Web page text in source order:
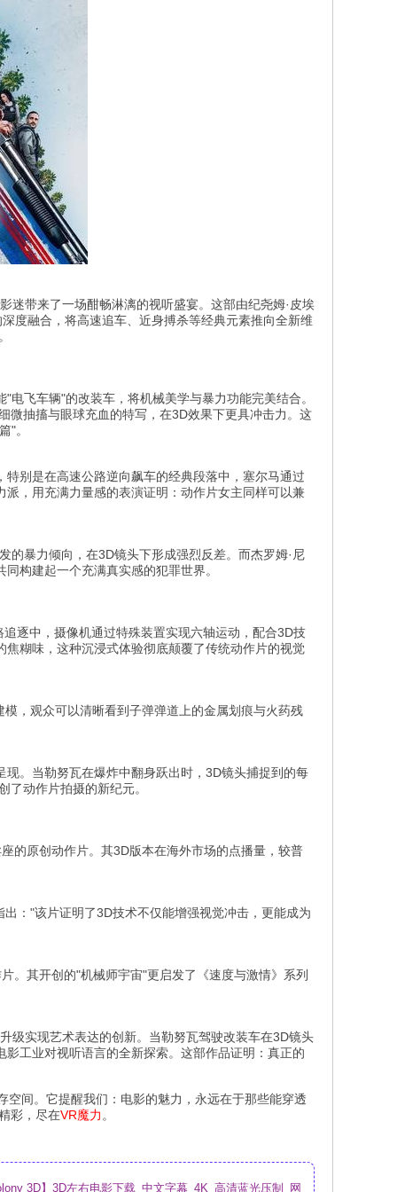
迷带来了一场酣畅淋漓的视听盛宴。这部由纪尧姆·皮埃
度融合，将高速追车、近身搏杀等经典元素推向全新维
飞车辆"的改装车，将机械美学与暴力功能完美结合。
微抽搐与眼球充血的特写，在3D效果下更具冲击力。这
"。
别是在高速公路逆向飙车的经典段落中，塞尔马通过
，用充满力量感的表演证明：动作片女主同样可以兼
的暴力倾向，在3D镜头下形成强烈反差。而杰罗姆·尼
构建起一个充满真实感的犯罪世界。
逐中，摄像机通过特殊装置实现六轴运动，配合3D技
糊味，这种沉浸式体验彻底颠覆了传统动作片的视觉
，观众可以清晰看到子弹弹道上的金属划痕与火药残
。当勒努瓦在爆炸中翻身跃出时，3D镜头捕捉到的每
动作片拍摄的新纪元。
的原创动作片。其3D版本在海外市场的点播量，较普
："该片证明了3D技术不仅能增强视觉冲击，更能成为
。其开创的"机械师宇宙"更启发了《速度与激情》系列
实现艺术表达的创新。当勒努瓦驾驶改装车在3D镜头
工业对视听语言的全新探索。这部作品证明：真正的
间。它提醒我们：电影的魅力，永远在于那些能穿透
彩，尽在VR魔力 。
3D】3D左右电影下载_中文字幕_4K_高清蓝光压制_网